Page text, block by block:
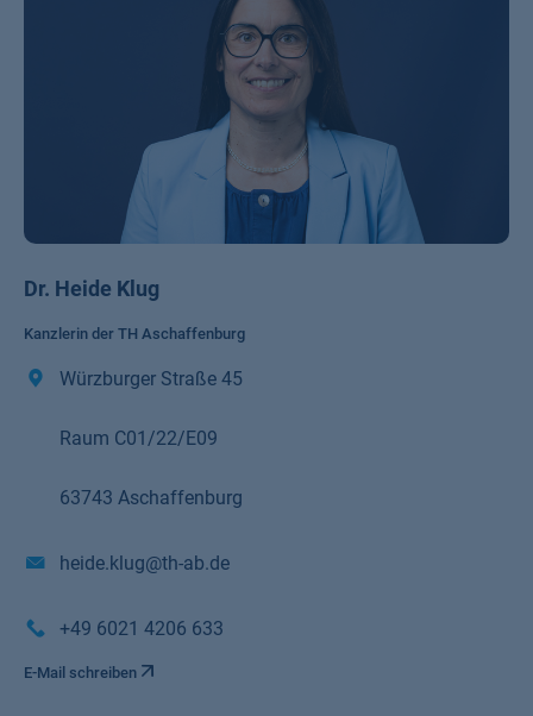
Dr. Heide Klug
Kanzlerin der TH Aschaffenburg
Würzburger Straße 45
Raum C01/22/E09
63743 Aschaffenburg
heide.klug@th-ab.de
+49 6021 4206 633
E-Mail schreiben